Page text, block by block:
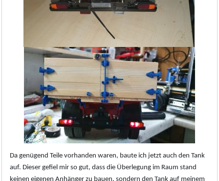
Da genügend Teile vorhanden waren, baute ich jetzt auch den Tank
auf. Dieser gefiel mir so gut, dass die Überlegung im Raum stand
keinen eigenen Anhänger zu bauen, sondern den Tank auf meinem